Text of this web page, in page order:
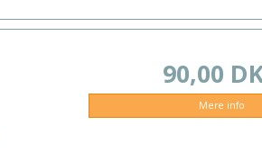
90,00
Mere info